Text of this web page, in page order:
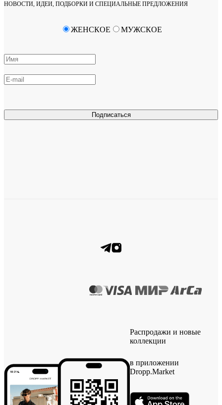
НОВОСТИ, ИДЕИ, ПОДБОРКИ И СПЕЦИАЛЬНЫЕ ПРЕДЛОЖЕНИЯ
Подписаться
ЖЕНСКОЕ МУЖСКОЕ
Распродажи и новые
коллекции
в приложении
Dropp.Market